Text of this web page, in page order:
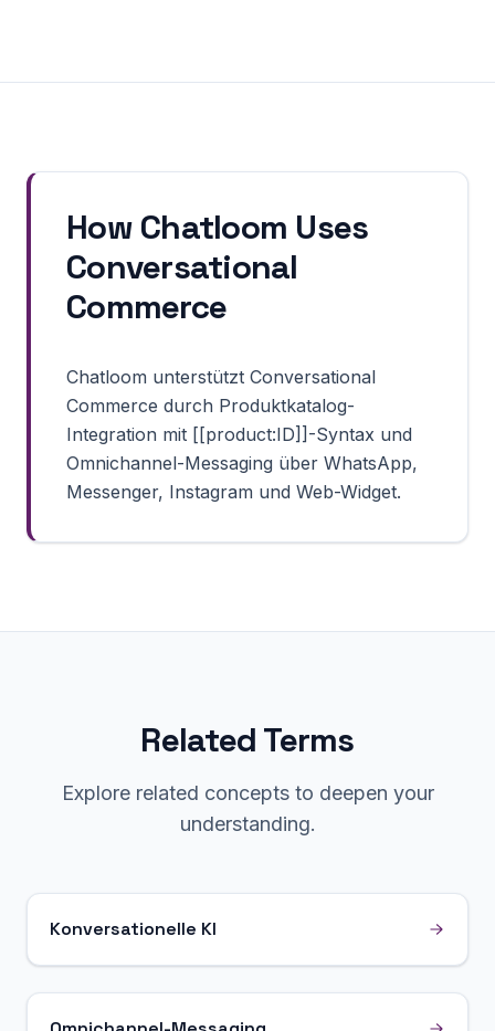
How Chatloom Uses
Conversational
Commerce
Chatloom unterstützt Conversational
Commerce durch Produktkatalog-
Integration mit [[product:ID]]-Syntax und
Omnichannel-Messaging über WhatsApp,
Messenger, Instagram und Web-Widget.
Related Terms
Explore related concepts to deepen your
understanding.
Konversationelle KI